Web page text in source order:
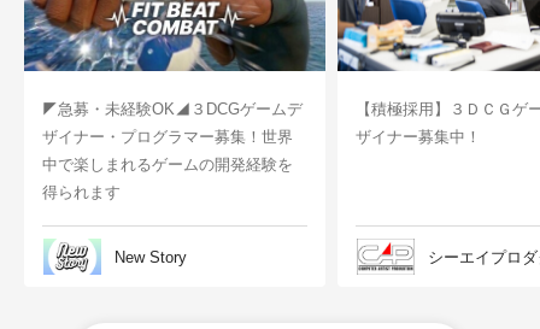
◤急募・未経験OK◢３DCGゲームデ
ザイナー・プログラマー募集！世界
中で楽しまれるゲームの開発経験を
得られます
New Story
【積極採用】３ＤＣＧゲ
ザイナー募集中！
シーエイプロ